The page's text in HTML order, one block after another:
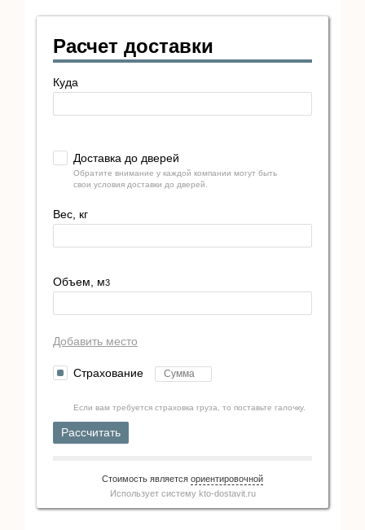
Расчет доставки
Куда
Доставка до дверей
Обратите внимание у каждой компании могут быть
свои условия доставки до дверей.
Вес, кг
Объем, м3
Добавить место
Страхование
Если вам требуется страховка груза, то поставьте галочку.
Рассчитать
Стоимость является ориентировочной
Использует систему kto-dostavit.ru